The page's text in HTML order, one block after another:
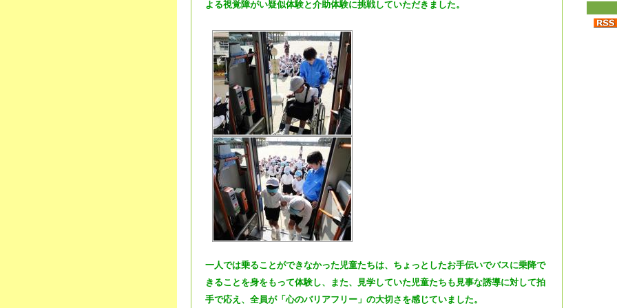
よる視覚障がい疑似体験と介助体験に挑戦していただきました。
一人では乗ることができなかった児童たちは、ちょっとしたお手伝いでバスに乗降で
きることを身をもって体験し、また、見学していた児童たちも見事な誘導に対して拍
手で応え、全員が「心のバリアフリー」の大切さを感じていました。